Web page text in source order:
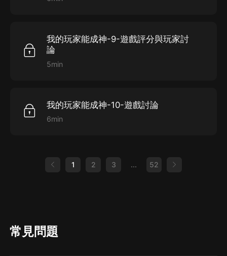
我的玩家能成神-9-遊戲評分與玩家討
論
5min
我的玩家能成神-10-遊戲討論
6min
1 2 3 ... 52
常見問題